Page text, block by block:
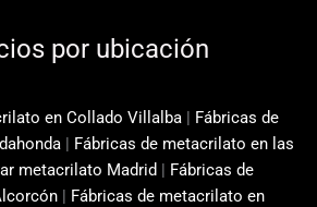
por ubicación
en Collado Villalba| Fábricas de
| Fábricas de metacrilato en las
metacrilato Madrid | Fábricas de
| Fábricas de metacrilato en